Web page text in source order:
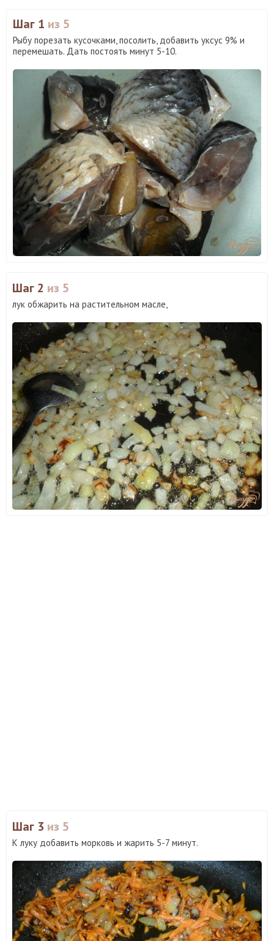
Шаг 1 из 5
Рыбу порезать кусочками, посолить, добавить уксус 9% и
перемешать. Дать постоять минут 5-10.
Шаг 2 из 5
лук обжарить на растительном масле,
Шаг 3 из 5
К луку добавить морковь и жарить 5-7 минут.